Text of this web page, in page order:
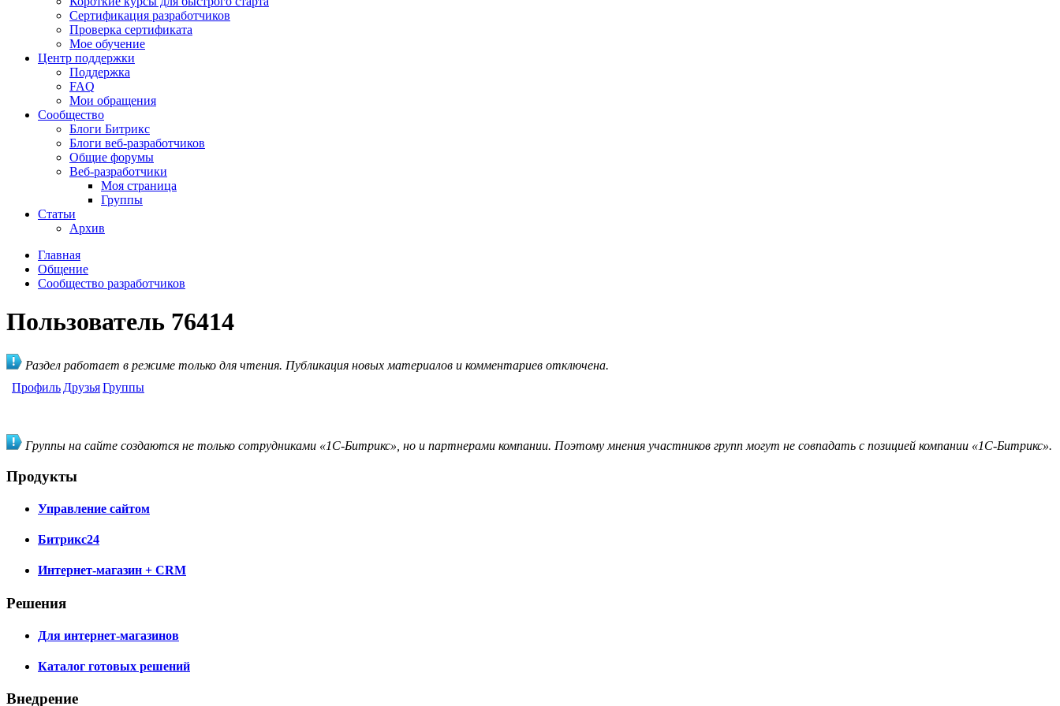
Сертификация разработчиков
Проверка сертификата
Мое обучение
Центр поддержки
Поддержка
FAQ
Мои обращения
Сообщество
Блоги Битрикс
Блоги веб-разработчиков
Общие форумы
Веб-разработчики
Моя страница
Группы
Статьи
Архив
Главная
Общение
Сообщество разработчиков
Пользователь 76414
Раздел работает в режиме только для чтения. Публикация новых материалов и комментариев отключена.
Профиль ДрузьяГруппы
Группы на сайте создаются не только сотрудниками «1С-Битрикс», но и партнерами компании. Поэтому мнения участников групп могут не совпадать с позицией компании «1С-Битрикс».
Продукты
Управление сайтом
Битрикс24
Интернет-магазин + CRM
Решения
Для интернет-магазинов
Каталог готовых решений
Внедрение